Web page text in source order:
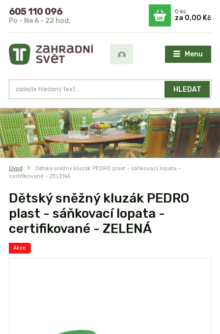
Menu
HLEDAT
605 110 096
Po - Ne 6 - 22 hod.
0ks
za 0,00 Kč
Úvod
Dětský sněžný kluzák PEDRO plast - sáňkovací lopata -
certifikované - ZELENÁ
Dětský sněžný kluzák PEDRO
plast - sáňkovací lopata -
certifikované - ZELENÁ
Akce